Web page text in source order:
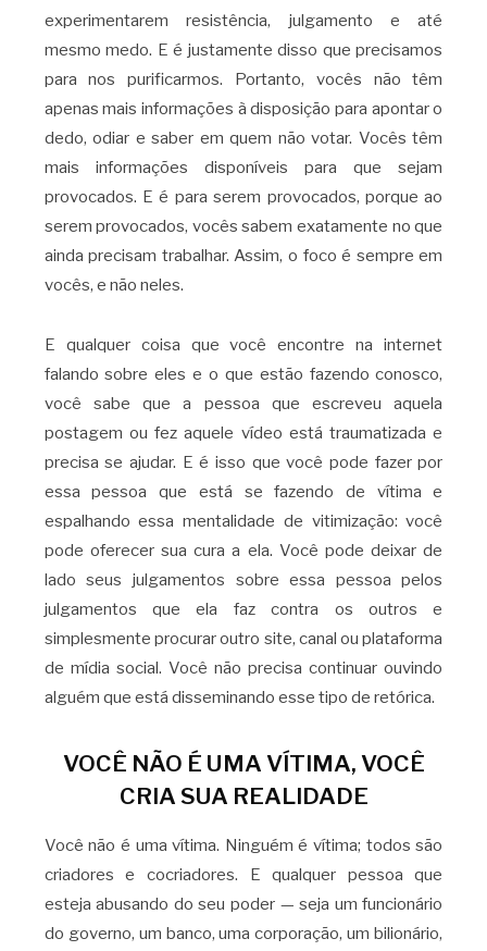
experimentarem resistência, julgamento e até
mesmo medo. E é justamente disso que precisamos
para nos purificarmos. Portanto, vocês não têm
apenas mais informações à disposição para apontar o
dedo, odiar e saber em quem não votar. Vocês têm
mais informações disponíveis para que sejam
provocados. E é para serem provocados, porque ao
serem provocados, vocês sabem exatamente no que
ainda precisam trabalhar. Assim, o foco é sempre em
vocês, e não neles.
E qualquer coisa que você encontre na internet
falando sobre eles e o que estão fazendo conosco,
você sabe que a pessoa que escreveu aquela
postagem ou fez aquele vídeo está traumatizada e
precisa se ajudar. E é isso que você pode fazer por
essa pessoa que está se fazendo de vítima e
espalhando essa mentalidade de vitimização: você
pode oferecer sua cura a ela. Você pode deixar de
lado seus julgamentos sobre essa pessoa pelos
julgamentos que ela faz contra os outros e
simplesmente procurar outro site, canal ou plataforma
de mídia social. Você não precisa continuar ouvindo
alguém que está disseminando esse tipo de retórica.
VOCÊ NÃO É UMA VÍTIMA, VOCÊ
CRIA SUA REALIDADE
Você não é uma vítima. Ninguém é vítima; todos são
criadores e cocriadores. E qualquer pessoa que
esteja abusando do seu poder — seja um funcionário
do governo, um banco, uma corporação, um bilionário,